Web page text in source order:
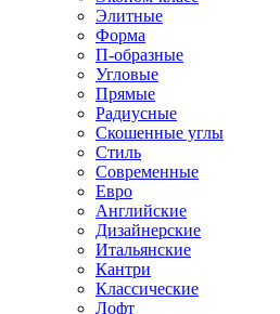
Элитные
Форма
П-образные
Угловые
Прямые
Радиусные
Скошенные углы
Стиль
Современные
Евро
Английские
Дизайнерские
Итальянские
Кантри
Классические
Лофт